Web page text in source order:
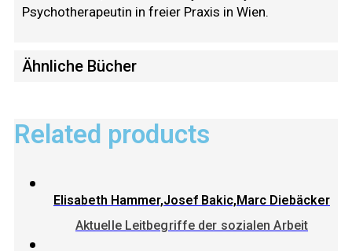
Psychotherapeutin in freier Praxis in Wien.
Ähnliche Bücher
Related products
Elisabeth Hammer,Josef Bakic,Marc Diebäcker
Aktuelle Leitbegriffe der sozialen Arbeit